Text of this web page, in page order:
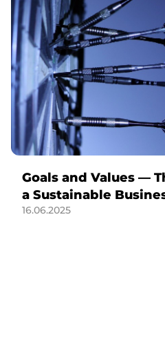
Goals and Values —
a Sustainable
16.06.2025